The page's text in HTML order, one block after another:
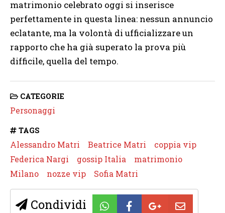
matrimonio celebrato oggi si inserisce
perfettamente in questa linea: nessun annuncio
eclatante, ma la volontà di ufficializzare un
rapporto che ha già superato la prova più
difficile, quella del tempo.
CATEGORIE
Personaggi
TAGS
Alessandro Matri Beatrice Matri
coppia vip
Federica Nargi
gossip Italia
matrimonio
Milano
nozze vip Sofia Matri
Condividi